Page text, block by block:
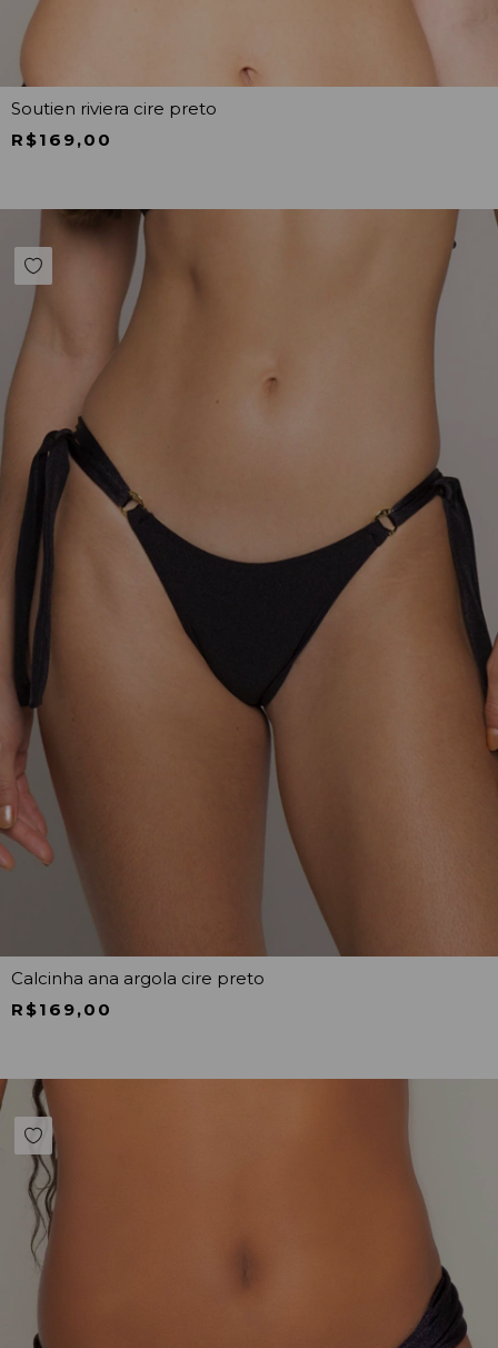
Soutien riviera cire preto
R$169,00
Calcinha ana argola cire preto
R$169,00